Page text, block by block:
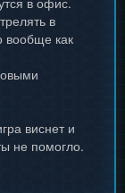
в
вообще как
виснет и
не помогло.